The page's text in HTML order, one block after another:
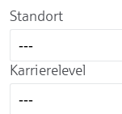
Standort
---
Karrierelevel
---